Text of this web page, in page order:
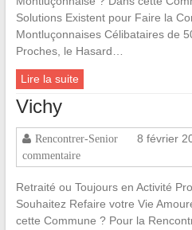
Solutions Existent pour Faire la
Montluçonnaises Célibataires de
Proches, le Hasard…
Lire la suite
Vichy
Rencontrer-Senior 8 février
commentaire
Retraité ou Toujours en Activité
Souhaitez Refaire votre Vie
cette Commune ? Pour la